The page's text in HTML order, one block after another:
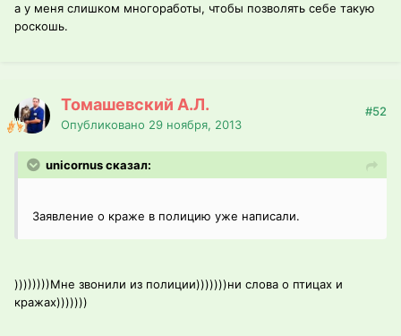
а у меня слишком многоработы, чтобы позволять себе такую
роскошь.
Томашевский А.Л.
Опубликовано 29 ноября, 2013
#52
unicornus сказал:
Заявление о краже в полицию уже написали.
))))))))Мне звонили из полиции)))))))ни слова о птицах и
кражах)))))))